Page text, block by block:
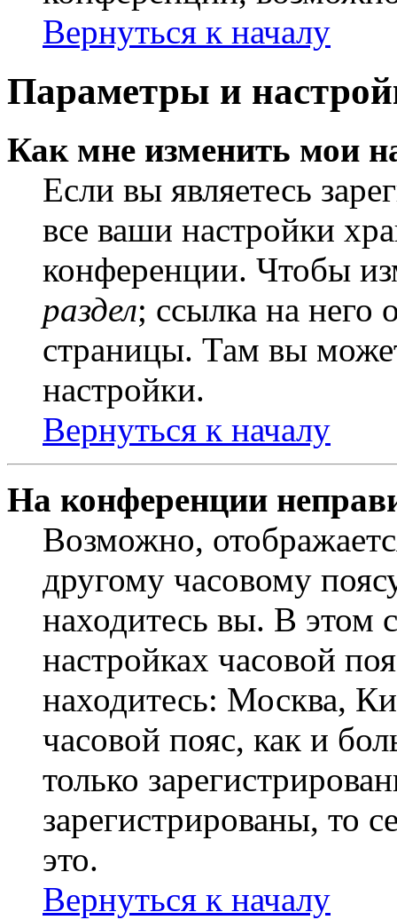
Вернуться к началу
Параметры и
Как мне изменить мои
Если вы являетесь
все ваши настройки
конференции. Чтобы
раздел; ссылка на него
страницы. Там вы
настройки.
Вернуться к началу
На конференции
Возможно,
другому часовому
находитесь вы. В этом
настройках часовой
находитесь: Москва,
часовой пояс, как и
только
зарегистрированы, то
это.
Вернуться к началу